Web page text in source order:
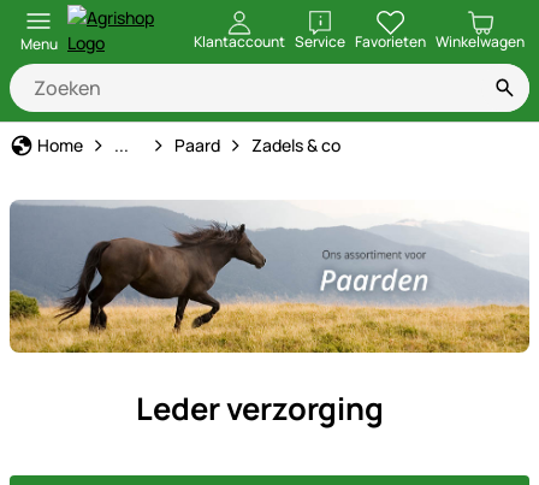
Menu Klantaccount ServiceopenenFavorieten Winkelwagen
Home Dier soort
... Paard Zadels & co
Leder verzorging